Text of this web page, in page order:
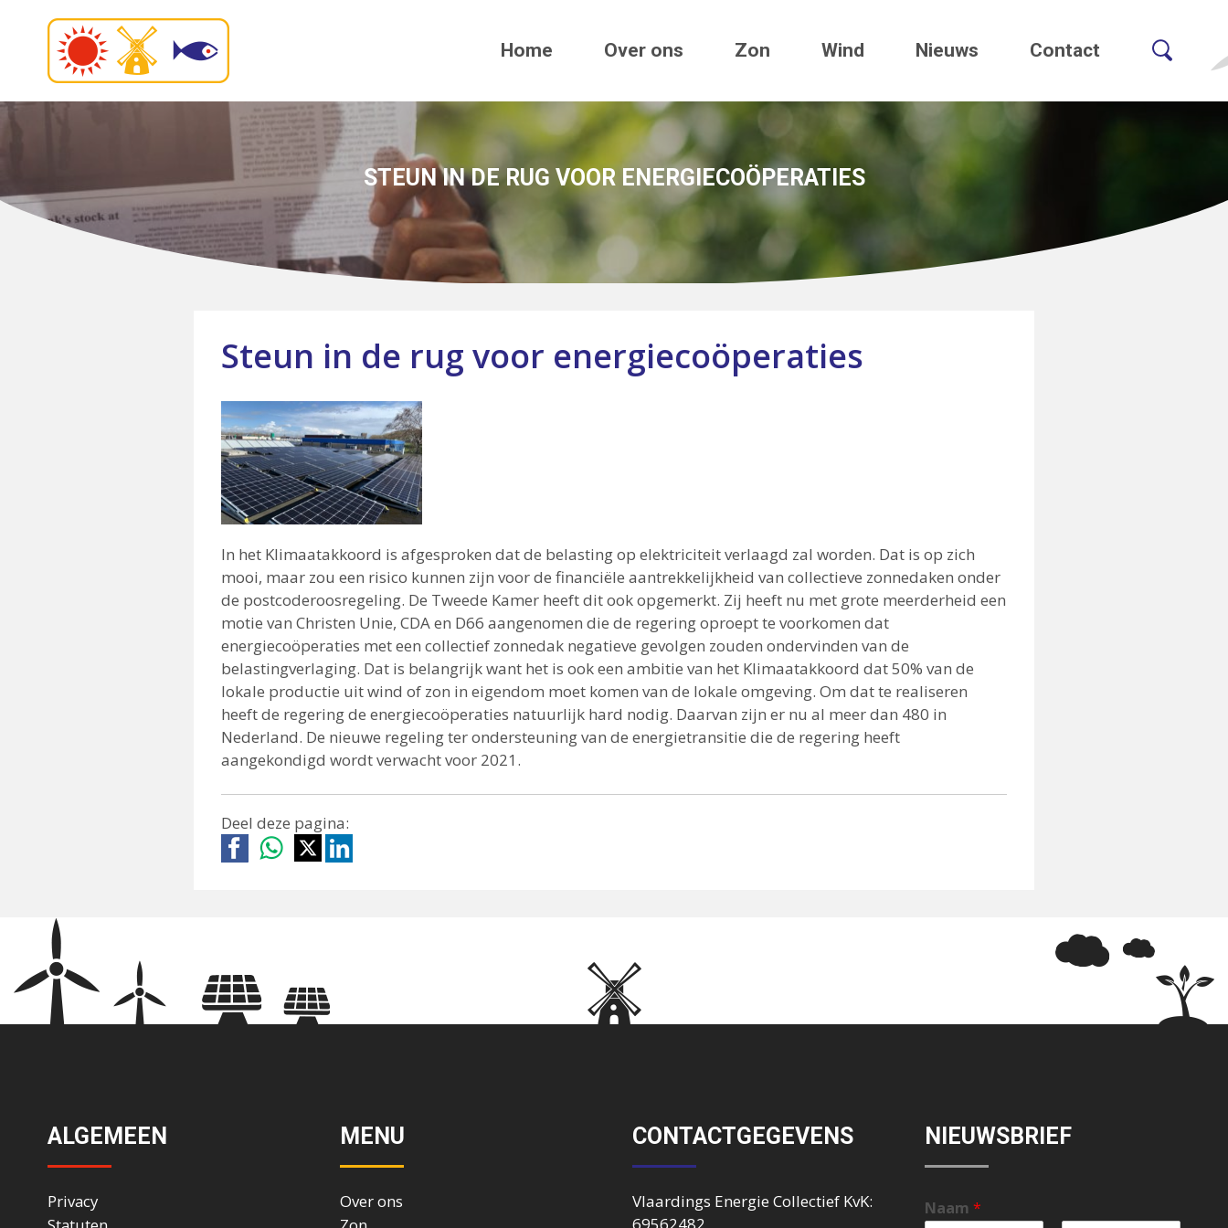
Home Over ons Zon Wind Nieuws Contact
STEUN IN DE RUG VOOR ENERGIECOÖPERATIES
Steun in de rug voor energiecoöperaties
In het Klimaatakkoord is afgesproken dat de belasting op elektriciteit verlaagd zal worden. Dat is op zich
mooi, maar zou een risico kunnen zijn voor de financiële aantrekkelijkheid van collectieve zonnedaken onder
de postcoderoosregeling. De Tweede Kamer heeft dit ook opgemerkt. Zij heeft nu met grote meerderheid een
motie van Christen Unie, CDA en D66 aangenomen die de regering oproept te voorkomen dat
energiecoöperaties met een collectief zonnedak negatieve gevolgen zouden ondervinden van de
belastingverlaging. Dat is belangrijk want het is ook een ambitie van het Klimaatakkoord dat 50% van de
lokale productie uit wind of zon in eigendom moet komen van de lokale omgeving. Om dat te realiseren
heeft de regering de energiecoöperaties natuurlijk hard nodig. Daarvan zijn er nu al meer dan 480 in
Nederland. De nieuwe regeling ter ondersteuning van de energietransitie die de regering heeft
aangekondigd wordt verwacht voor 2021.
Deel deze pagina:
ALGEMEEN
Privacy
MENU
Over ons
CONTACTGEGEVENS
Vlaardings Energie Collectief KvK:
69562482
NIEUWSBRIEF
Naam *